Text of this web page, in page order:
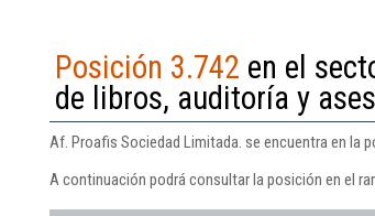
Posición 3.742 en el
de libros, auditoría y
Af. Proafis Sociedad Limitada. se encuentra en la
A continuación podrá consultar la posición en el